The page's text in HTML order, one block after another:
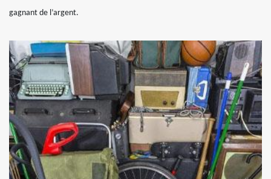
gagnant de l’argent.